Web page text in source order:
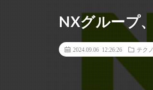
NXグループ
2024.09.06 12:26:26 テク